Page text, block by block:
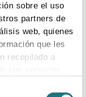
sobre el uso
partners de
web, quienes
que les
recopilado a